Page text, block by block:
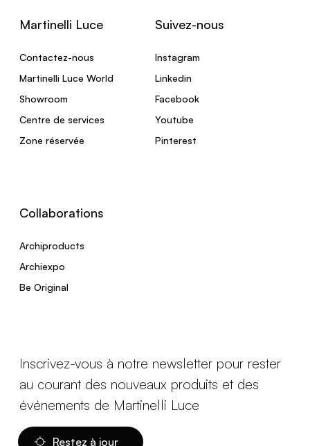
Martinelli Luce
Contactez-nous
Martinelli Luce World
Showroom
Centre de services
Zone réservée
Suivez-nous
Instagram
Linkedin
Facebook
Youtube
Pinterest
Collaborations
Archiproducts
Archiexpo
Be Original
Inscrivez-vous à notre newsletter pour rester
au courant des nouveaux produits et des
événements de Martinelli Luce
Restez à jour